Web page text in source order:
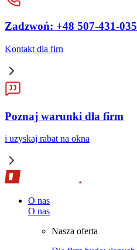
Zadzwoń: +48 507-431-035
Kontakt dla firn
Poznaj warunki dla firm
i uzyskaj rabat na okna
O nas
O nas
Nasza oferta